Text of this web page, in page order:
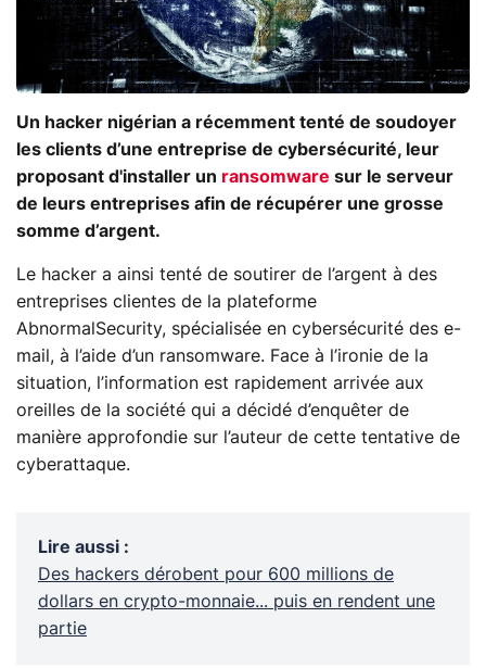
Un hacker nigérian a récemment tenté de soudoyer
les clients d’une entreprise de cybersécurité, leur
proposant d'installer un ransomware sur le serveur
de leurs entreprises afin de récupérer une grosse
somme d’argent.
Le hacker a ainsi tenté de soutirer de l’argent à des
entreprises clientes de la plateforme
AbnormalSecurity, spécialisée en cybersécurité des e-
mail, à l’aide d’un ransomware. Face à l’ironie de la
situation, l’information est rapidement arrivée aux
oreilles de la société qui a décidé d’enquêter de
manière approfondie sur l’auteur de cette tentative de
cyberattaque.
Lire aussi :
Des hackers dérobent pour 600 millions de
dollars en crypto-monnaie... puis en rendent une
partie